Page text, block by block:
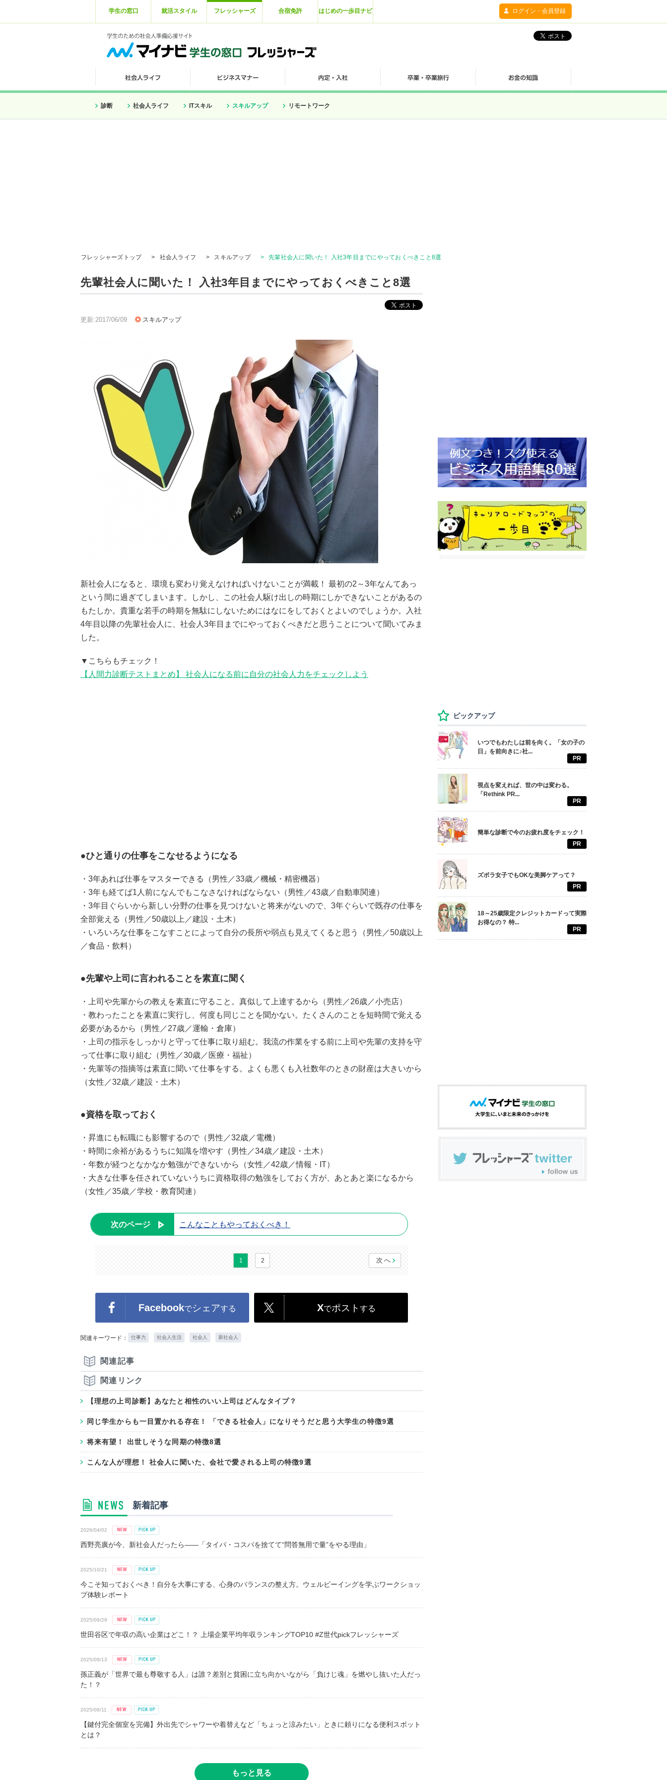
学生の窓口 就活スタイル フレッシャーズ 合宿免許 はじめの一歩目ナビ ログイン・会員登録
診断 社会人ライフ ITスキル スキルアップ リモートワーク
フレッシャーズトップ > 社会人ライフ > スキルアップ > 先輩社会人に聞いた！ 入社3年目までにやっておくべきこと8選
先輩社会人に聞いた！ 入社3年目までにやっておくべきこと8選
更新:2017/06/09 スキルアップ
新社会人になると、環境も変わり覚えなければいけないことが満載！ 最初の2～3年なんてあっ
という間に過ぎてしまいます。しかし、この社会人駆け出しの時期にしかできないことがあるの
もたしか。貴重な若手の時期を無駄にしないためにはなにをしておくとよいのでしょうか。入社
4年目以降の先輩社会人に、社会人3年目までにやっておくべきだと思うことについて聞いてみま
した。
▼こちらもチェック！
【人間力診断テストまとめ】 社会人になる前に自分の社会人力をチェックしよう
●ひと通りの仕事をこなせるようになる
・3年あれば仕事をマスターできる（男性／33歳／機械・精密機器）
・3年も経てば1人前になんでもこなさなければならない（男性／43歳／自動車関連）
・3年目ぐらいから新しい分野の仕事を見つけないと将来がないので、3年ぐらいで既存の仕事を
全部覚える（男性／50歳以上／建設・土木）
・いろいろな仕事をこなすことによって自分の長所や弱点も見えてくると思う（男性／50歳以上
／食品・飲料）
●先輩や上司に言われることを素直に聞く
・上司や先輩からの教えを素直に守ること。真似して上達するから（男性／26歳／小売店）
・教わったことを素直に実行し、何度も同じことを聞かない。たくさんのことを短時間で覚える
必要があるから（男性／27歳／運輸・倉庫）
・上司の指示をしっかりと守って仕事に取り組む。我流の作業をする前に上司や先輩の支持を守
って仕事に取り組む（男性／30歳／医療・福祉）
・先輩等の指摘等は素直に聞いて仕事をする。よくも悪くも入社数年のときの財産は大きいから
（女性／32歳／建設・土木）
●資格を取っておく
・昇進にも転職にも影響するので（男性／32歳／電機）
・時間に余裕があるうちに知識を増やす（男性／34歳／建設・土木）
・年数が経つとなかなか勉強ができないから（女性／42歳／情報・IT）
・大きな仕事を任されていないうちに資格取得の勉強をしておく方が、あとあと楽になるから
（女性／35歳／学校・教育関連）
次のページ こんなこともやっておくべき！
1 2 次へ
Facebookでシェアする Xでポスト する
関連キーワード： 仕事力 社会人生活 社会人 新社会人
関連記事
関連リンク
【理想の上司診断】あなたと相性のいい上司はどんなタイプ？
同じ学生からも一目置かれる存在！ 「できる社会人」になりそうだと思う大学生の特徴9選
将来有望！ 出世しそうな同期の特徴8選
こんな人が理想！ 社会人に聞いた、会社で愛される上司の特徴9選
新着記事
2026/04/02
西野亮廣が今、新社会人だったら――「タイパ・コスパを捨てて“問答無用で量”をやる理由」
2025/10/21
今こそ知っておくべき！自分を大事にする、心身のバランスの整え方。ウェルビーイングを学ぶワークショッ
プ体験レポート
2025/09/29
世田谷区で年収の高い企業はどこ！？ 上場企業平均年収ランキングTOP10 #Z世代pickフレッシャーズ
2025/09/13
孫正義が「世界で最も尊敬する人」は誰？差別と貧困に立ち向かいながら「負けじ魂」を燃やし抜いた人だっ
た！？
2025/08/11
【鍵付完全個室を完備】外出先でシャワーや着替えなど「ちょっと涼みたい」ときに頼りになる便利スポット
とは？
もっと見る
ピックアップ
いつでもわたしは前を向く。「女の子の
日」を前向きに♪社...
PR
視点を変えれば、世の中は変わる。
「Rethink PR...
PR
簡単な診断で今のお疲れ度をチェック！
PR
ズボラ女子でもOKな美脚ケアって？
PR
18～25歳限定クレジットカードって実際
お得なの？ 特...
PR